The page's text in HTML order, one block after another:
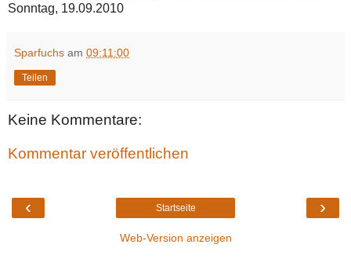
Sonntag, 19.09.2010
Sparfuchs am 09:11:00
Teilen
Keine Kommentare:
Kommentar veröffentlichen
‹ ›
Startseite
Web-Version anzeigen